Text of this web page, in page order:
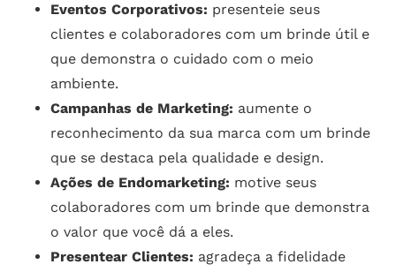
Eventos Corporativos: presenteie seus
clientes e colaboradores com um brinde útil e
que demonstra o cuidado com o meio
ambiente.
Campanhas de Marketing: aumente o
reconhecimento da sua marca com um brinde
que se destaca pela qualidade e design.
Ações de Endomarketing: motive seus
colaboradores com um brinde que demonstra
o valor que você dá a eles.
Presentear Clientes: agradeça a fidelidade